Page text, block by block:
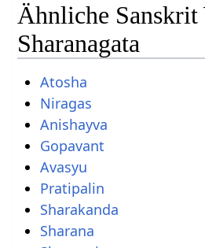
Ähnliche
Sharanagata
Atosha
Niragas
Anishayva
Gopavant
Avasyu
Pratipalin
Sharakanda
Sharana